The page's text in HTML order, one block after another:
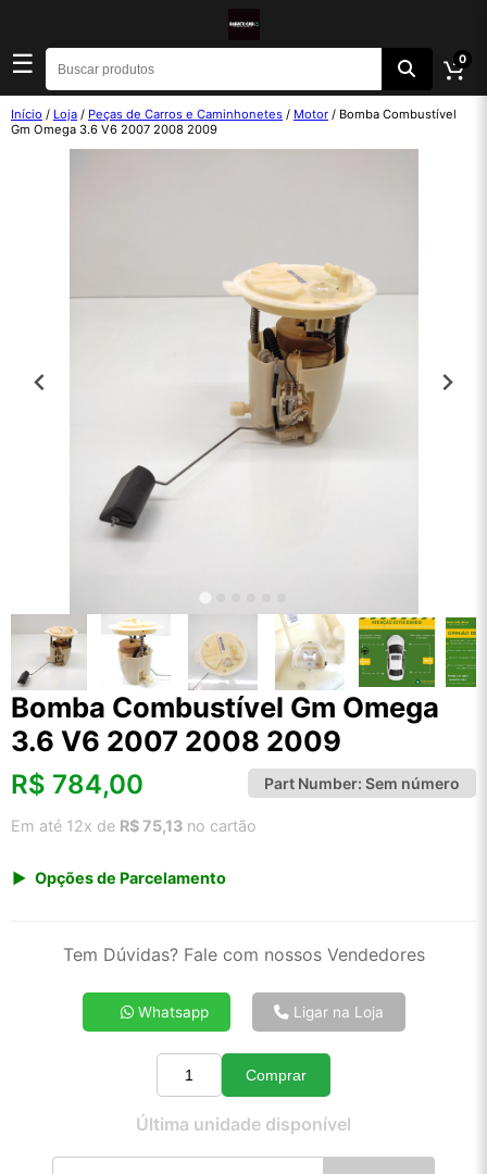
☰ 0
Início / Loja / Peças de Carros e Caminhonetes / Motor / Bomba Combustível
Gm Omega 3.6 V6 2007 2008 2009
Bomba Combustível Gm Omega
3.6 V6 2007 2008 2009
R$ 784,00 Part Number: Sem número
Em até 12x de R$ 75,13 no cartão
Opções de Parcelamento
2x de R$ 420,22
4x de R$ 213,15
5x de R$ 171,70
10x de R$ 88,83
Tem Dúvidas? Fale com nossos Vendedores
Whatsapp Ligar na Loja
Quantidade
Comprar
Última unidade disponível